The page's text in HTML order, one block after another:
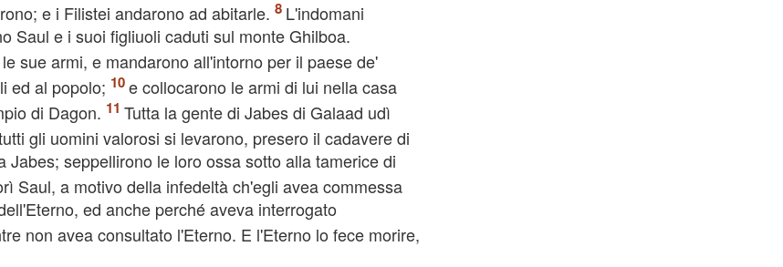
e i Filistei andarono ad abitarle.
L'indomani
Saul e i suoi figliuoli caduti sul monte Ghilboa.
sue armi, e mandarono all'intorno per il paese de'
ed al popolo;
e collocarono le armi di lui nella casa
di Dagon.
Tutta la gente di Jabes di Galaad udì
gli uomini valorosi si levarono, presero il cadavere di
seppellirono le loro ossa sotto alla tamerice di
Saul, a motivo della infedeltà ch'egli avea commessa
ed anche perché aveva interrogato
non avea consultato l'Eterno. E l'Eterno lo fece morire,